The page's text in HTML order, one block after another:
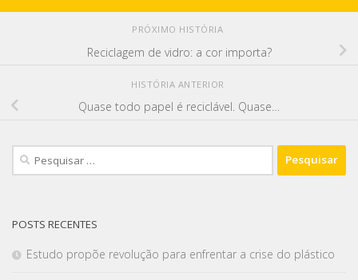
PRÓXIMO HISTÓRIA
Reciclagem de vidro: a cor importa?
HISTÓRIA ANTERIOR
Quase todo papel é reciclável. Quase…
POSTS RECENTES
Estudo propõe revolução para enfrentar a crise do plástico